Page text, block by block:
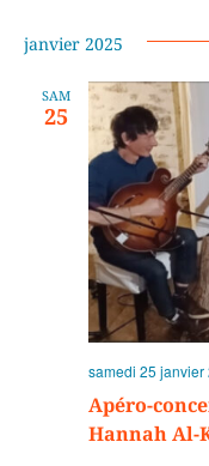
janvier 2025
SAM
25
Apéro-
Hannah Al-
samedi 25 janvier